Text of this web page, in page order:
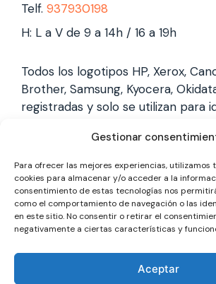
Gestionar
Para ofrecer las mejores experiencias, utilizamos
cookies para almacenar y/o acceder a la
consentimiento de estas tecnologías nos
como el comportamiento de navegación o las
en este sitio. No consentir o retirar el
negativamente a ciertas características y
Aceptar
Telf. 937930198
H: L a V de 9 a 14h / 16 a 19h
Todos los logotipos HP, Xerox,
Brother, Samsung, Kyocera,
registradas y solo se utilizan para
marcas, y solo reparamos
somos un servicio técnico
totalmente independiente.
Los logotipos y marcas son
identificarla, no gestionamos
somos un servicio técnico